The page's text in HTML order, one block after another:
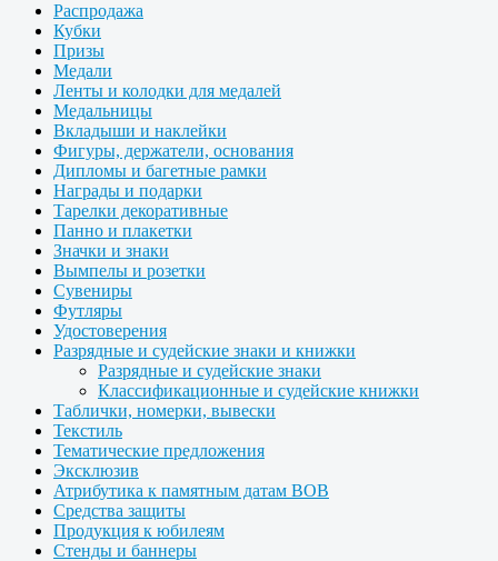
Распродажа
Кубки
Призы
Медали
Ленты и колодки для медалей
Медальницы
Вкладыши и наклейки
Фигуры, держатели, основания
Дипломы и багетные рамки
Награды и подарки
Тарелки декоративные
Панно и плакетки
Значки и знаки
Вымпелы и розетки
Сувениры
Футляры
Удостоверения
Разрядные и судейские знаки и книжки
Разрядные и судейские знаки
Классификационные и судейские книжки
Таблички, номерки, вывески
Текстиль
Тематические предложения
Эксклюзив
Атрибутика к памятным датам ВОВ
Средства защиты
Продукция к юбилеям
Стенды и баннеры